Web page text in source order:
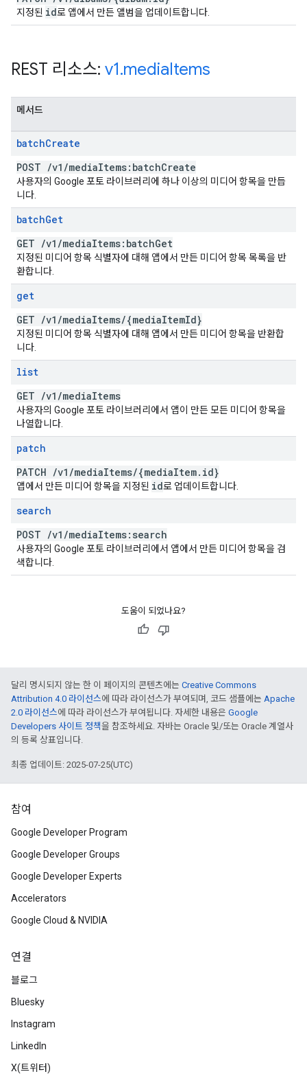
지정된 id로 앱에서 만든 앨범을 업데이트합니다.
REST 리소스: v1.mediaItems
메서드
batchCreate
POST /v1 /mediaItems:batchCreate
사용자의 Google 포토 라이브러리에 하나 이상의 미디어 항목을 만듭
니다.
batchGet
GET /v1 /mediaItems:batchGet
지정된 미디어 항목 식별자에 대해 앱에서 만든 미디어 항목 목록을 반
환합니다.
get
GET /v1 /mediaItems/{mediaItemId}
지정된 미디어 항목 식별자에 대해 앱에서 만든 미디어 항목을 반환합
니다.
list
GET /v1 /mediaItems
사용자의 Google 포토 라이브러리에서 앱이 만든 모든 미디어 항목을
나열합니다.
patch
PATCH /v1 /mediaItems/{mediaItem. id}
앱에서 만든 미디어 항목을 지정된 id로 업데이트합니다.
search
POST /v1 /mediaItems:search
사용자의 Google 포토 라이브러리에서 앱에서 만든 미디어 항목을 검
색합니다.
도움이 되었나요?
달리 명시되지 않는 한 이 페이지의 콘텐츠에는 Creative Commons
Attribution 4.0 라이선스에 따라 라이선스가 부여되며, 코드 샘플에는 Apache
2.0 라이선스에 따라 라이선스가 부여됩니다. 자세한 내용은 Google
Developers 사이트 정책을 참조하세요. 자바는 Oracle 및/또는 Oracle 계열사
의 등록 상표입니다.
최종 업데이트: 2025-07-25(UTC)
참여
Google Developer Program
Google Developer Groups
Google Developer Experts
Accelerators
Google Cloud & NVIDIA
연결
블로그
Bluesky
Instagram
LinkedIn
X(트위터)